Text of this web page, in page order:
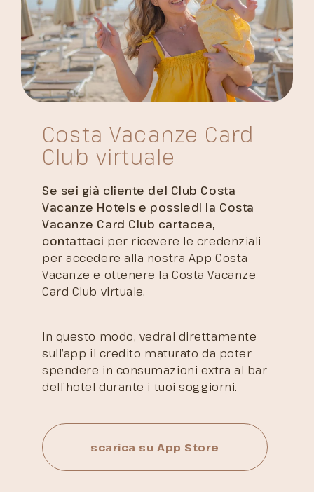
Costa Vacanze Card
Club virtuale
Se sei già cliente del Club Costa
Vacanze Hotels e possiedi la Costa
Vacanze Card Club cartacea,
contattaci per ricevere le credenziali
per accedere alla nostra App Costa
Vacanze e ottenere la Costa Vacanze
Card Club virtuale.
In questo modo, vedrai direttamente
sull’app il credito maturato da poter
spendere in consumazioni extra al bar
dell’hotel durante i tuoi soggiorni.
scarica su App Store